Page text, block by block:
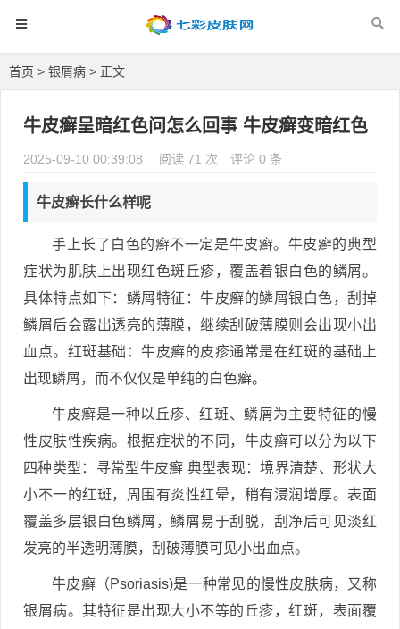
首页 > 银屑病 > 正文
牛皮癣呈暗红色问怎么回事 牛皮癣变暗红色
2025-09-10 00:39:08 阅读 71 次 评论 0 条
牛皮癣长什么样呢
手上长了白色的癣不一定是牛皮癣。牛皮癣的典型
症状为肌肤上出现红色斑丘疹，覆盖着银白色的鳞屑。
具体特点如下：鳞屑特征：牛皮癣的鳞屑银白色，刮掉
鳞屑后会露出透亮的薄膜，继续刮破薄膜则会出现小出
血点。红斑基础：牛皮癣的皮疹通常是在红斑的基础上
出现鳞屑，而不仅仅是单纯的白色癣。
牛皮癣是一种以丘疹、红斑、鳞屑为主要特征的慢
性皮肤性疾病。根据症状的不同，牛皮癣可以分为以下
四种类型：寻常型牛皮癣 典型表现：境界清楚、形状大
小不一的红斑，周围有炎性红晕，稍有浸润增厚。表面
覆盖多层银白色鳞屑，鳞屑易于刮脱，刮净后可见淡红
发亮的半透明薄膜，刮破薄膜可见小出血点。
牛皮癣（Psoriasis)是一种常见的慢性皮肤病，又称
银屑病。其特征是出现大小不等的丘疹，红斑，表面覆